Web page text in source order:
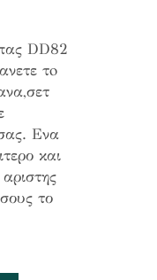
DD82
τo
Ενα
και
το